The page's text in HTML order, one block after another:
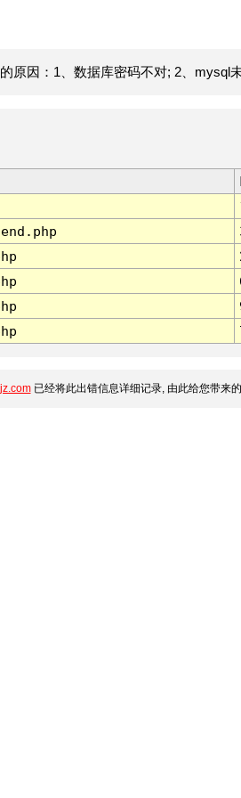
原因：1、数据库密码不对; 2、mysql未
已经将此出错信息详细记录, 由此给您带来